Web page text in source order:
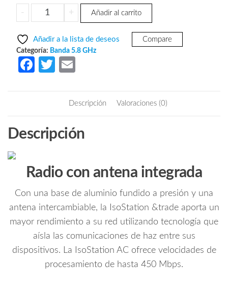
precio
original
$5,723.93.
precio
$3,806.44.
-
UBIQUITI
ISOSTATION
5AC
-
Radio
AC
5.8GHz
Exterior
/
Antena
Sectorial
/
45
Grados
+ Añadir al carrito
Añadir a la lista de deseos Compare
Categoría: Banda 5.8 GHz
Fa
o
T
itt
ail
Descripción Valoraciones (0)
Descripción
Radio con antena integrada
Con una base de aluminio fundido a presión y una
antena intercambiable, la IsoStation &trade aporta un
mayor rendimiento a su red utilizando tecnología que
aísla las comunicaciones de haz entre sus
dispositivos. La IsoStation AC ofrece velocidades de
procesamiento de hasta 450 Mbps.